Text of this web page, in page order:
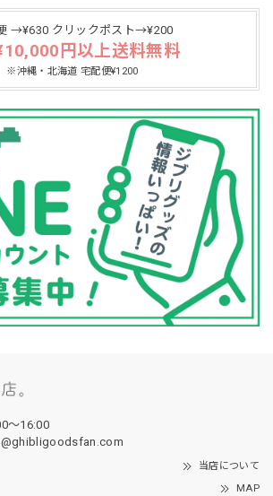
→¥630 クリックポスト→¥200
円以上送料無料
※沖縄・北海道 宅配便¥1200
〜16:00
当店について
MAP